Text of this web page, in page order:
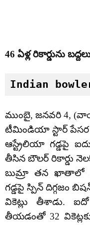
46 ఏళ్ల రికార్డును
Indian
ముంబై, జనవరి 4,
టీమిండియా స్టార్ పేసర
ఆస్ట్రేలియా గడ్డపై
తీసిన బౌలర్ రికార్డు
బుమ్రా తన ఖాతాలో
గడ్డపై స్పిన్ దిగ్గజం
వికెట్లు తీశాడు.
తీయడంతో 32